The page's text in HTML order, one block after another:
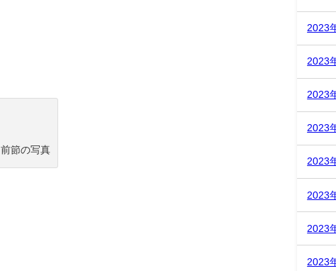
節の写真
2023
2023
2023
2023
2023
2023
2023
2023